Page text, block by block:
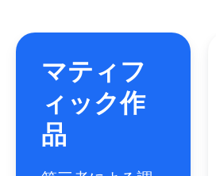
マティフ
ィック作
品